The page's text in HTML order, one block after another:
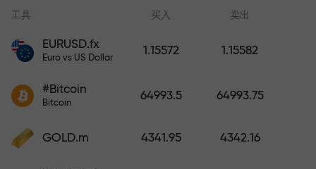
奖金。X1000不是印刷错误。存款
工具 买入 卖出
EURUSD.fx
Euro vs US Dollar
1.15572 1.15582
#Bitcoin
Bitcoin
64993.5 64993.75
GOLD.m 4341.95 4342.16